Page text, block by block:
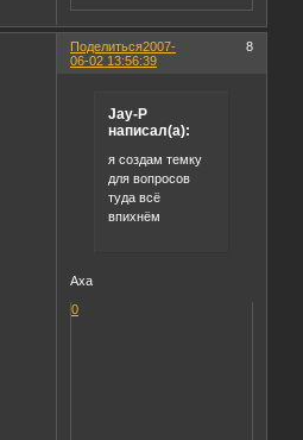
Поделиться 8
2007-
06-02 13:56:39
Jay-P
написал(а):
я создам темку
для вопросов
туда всё
впихнём
Аха
0